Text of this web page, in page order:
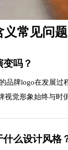
义常见问
变吗？
品牌logo在发展
觉形象始终与时
什么设计风格